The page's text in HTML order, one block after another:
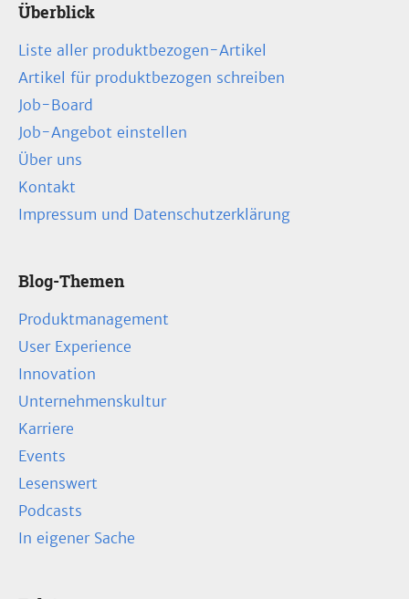
Überblick
Liste aller produktbezogen-Artikel
Artikel für produktbezogen schreiben
Job-Board
Job-Angebot einstellen
Über uns
Kontakt
Impressum und Datenschutzerklärung
Blog-Themen
Produktmanagement
User Experience
Innovation
Unternehmenskultur
Karriere
Events
Lesenswert
Podcasts
In eigener Sache